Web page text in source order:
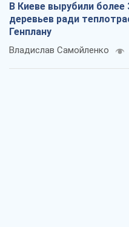
В Киеве вырубили более
деревьев ради
Генплану
Владислав Самойленко